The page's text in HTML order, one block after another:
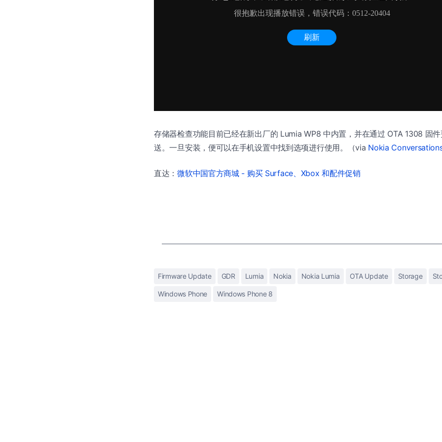
存储器检查功能目前已经在新出厂的 Lumia WP8 中内置，并在通过 OTA 1308 固
送。一旦安装，便可以在手机设置中找到选项进行使用。（via Nokia
直达：微软中国官方商城 - 购买 Surface、Xbox 和配件促销
Firmware Update GDR Lumia Nokia Nokia Lumia OTA Update Storage
Windows Phone Windows Phone 8